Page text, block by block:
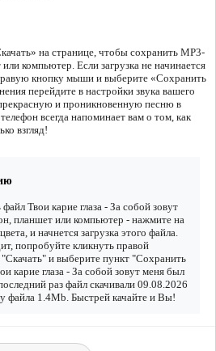
на странице, чтобы сохранить MP3-
компьютер. Если загрузка не начинается
кнопку мыши и выберите «Сохранить
перейдите в настройки звука вашего
и проникновенную песню в
всегда напоминает вам о том, как
взгляд!
Твои карие глаза - За собой зовут
планшет или компьютер - нажмите на
и начнется загрузка этого файла.
попробуйте кликнуть правой
и выберите пункт "Сохранить
карие глаза - За собой зовут меня был
раз файл скачивали 09.08.2026
файла 1.4Mb. Быстрей качайте и Вы!